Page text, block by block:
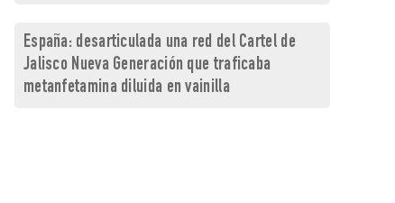
España: desarticulada una red del Cartel de
Jalisco Nueva Generación que traficaba
metanfetamina diluida en vainilla